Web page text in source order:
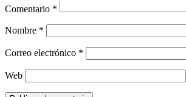
Comentario *
Nombre *
Correo electrónico *
Web